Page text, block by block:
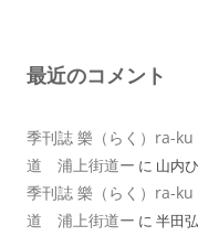
最近のコメント
季刊誌 樂（らく）ra-
道 浦上街道ー に 山内
季刊誌 樂（らく）ra-
道 浦上街道ー に 半田